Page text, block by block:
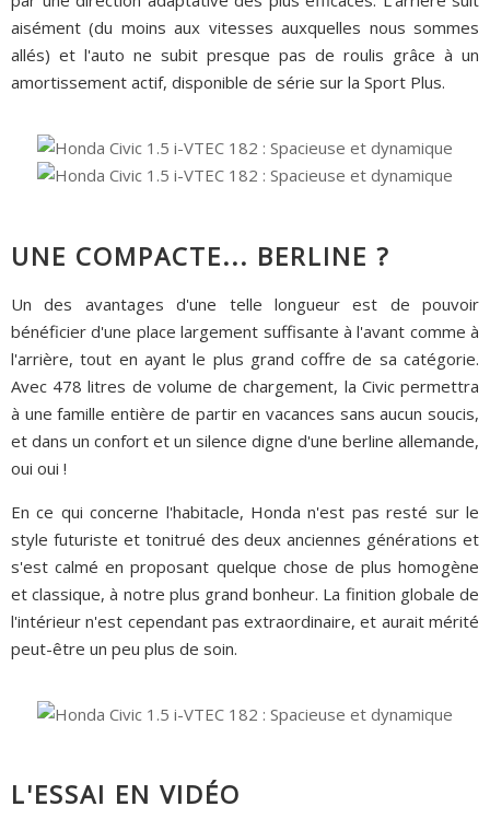
aisément (du moins aux vitesses auxquelles nous sommes
allés) et l'auto ne subit presque pas de roulis grâce à un
amortissement actif, disponible de série sur la Sport Plus.
UNE COMPACTE... BERLINE ?
Un des avantages d'une telle longueur est de pouvoir
bénéficier d'une place largement suffisante à l'avant comme à
l'arrière, tout en ayant le plus grand coffre de sa catégorie.
Avec 478 litres de volume de chargement, la Civic permettra
à une famille entière de partir en vacances sans aucun soucis,
et dans un confort et un silence digne d'une berline allemande,
oui oui !
En ce qui concerne l'habitacle, Honda n'est pas resté sur le
style futuriste et tonitrué des deux anciennes générations et
s'est calmé en proposant quelque chose de plus homogène
et classique, à notre plus grand bonheur. La finition globale de
l'intérieur n'est cependant pas extraordinaire, et aurait mérité
peut-être un peu plus de soin.
L'ESSAI EN VIDÉO